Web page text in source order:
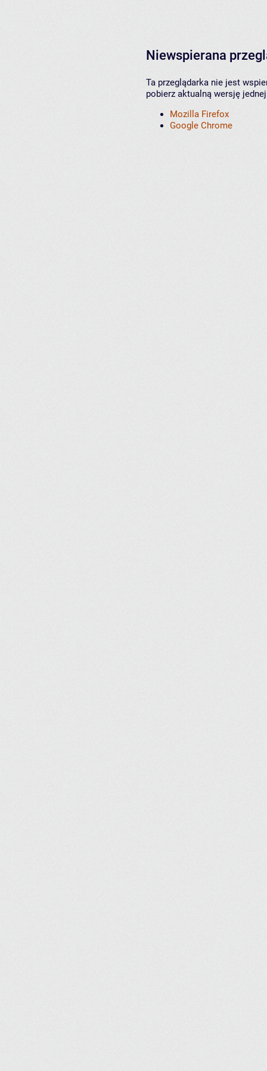
Niewspierana
Ta przeglądarka nie jest
pobierz aktualną wersję
Mozilla Firefox
Google Chrome